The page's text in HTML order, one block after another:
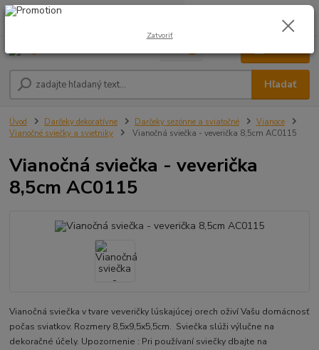
Hľadať
0948 236 042
0,00 €
Úvod Darčeky dekoratívne Darčeky sezónne a sviatočné
Vianoce
Vianočné sviečky a svietniky
Vianočná sviečka - veverička 8,5cm AC0115
Vianočná sviečka - veverička
8,5cm AC0115
Vianočná sviečka v tvare veveričky lúskajúcej orech oživí Vašu domácnosť
počas sviatkov. Rozmery 8,5x9,5x5,5cm. Sviečka slúži výlučne na
dekoračné účely. Upozornenie : Pri používaní sviečky dbajte na
Zatvoriť